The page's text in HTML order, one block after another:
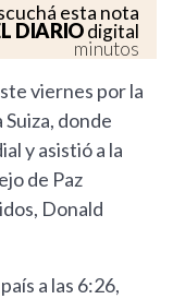
esta nota
DIARIOdigital
minutos
viernes por la
donde
y asistió a la
de Paz
Donald
a las 6:26,